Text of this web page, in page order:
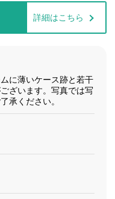
詳細はこちら
に薄いケース跡と若干
ざいます。写真では写
承ください。